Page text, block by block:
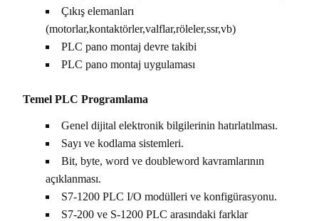
Çıkış elemanları
(motorlar,kontaktörler,valflar,röleler,ssr,vb)
PLC pano montaj devre takibi
PLC pano montaj uygulaması
Temel PLC Programlama
Genel dijital elektronik bilgilerinin hatırlatılması.
Sayı ve kodlama sistemleri.
Bit, byte, word ve doubleword kavramlarının
açıklanması.
S7-1200 PLC I/O modülleri ve konfigürasyonu.
S7-200 ve S-1200 PLC arasındaki farklar